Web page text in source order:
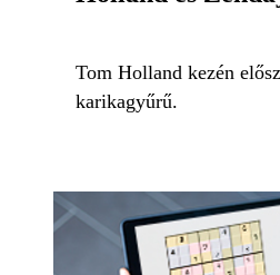
Tom Holland kezén
karikagyűrű.